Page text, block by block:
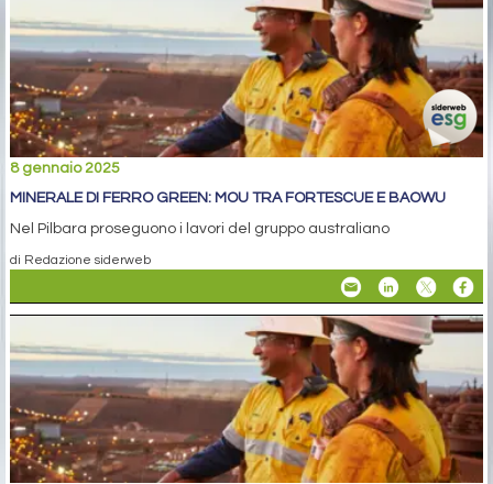
8 gennaio 2025
MINERALE DI FERRO GREEN: MOU TRA FORTESCUE E BAOWU
Nel Pilbara proseguono i lavori del gruppo australiano
di Redazione siderweb